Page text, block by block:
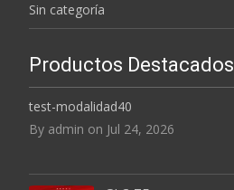
Sin categoría
Productos Destacados
test-modalidad40
By admin on Jul 24, 2026